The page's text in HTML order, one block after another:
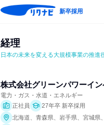
新卒採用
経理
日本の未来を変える大規模事業の推進
株式会社グリーンパワーイン
電力・ガス・水道・エネルギー
正社員
27年卒 新卒採用
北海道、青森県、岩手県、宮城県